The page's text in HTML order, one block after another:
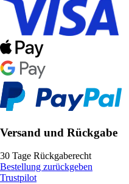
Versand und Rückgabe
30 Tage Rückgaberecht
Bestellung zurückgeben
Trustpilot